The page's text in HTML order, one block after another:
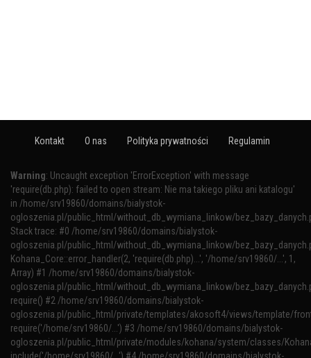
Kontakt O nas Polityka prywatności Regulamin
Warning: Uncaught exception 'ErrorException' with message
'require(db.php): failed to open stream: Nie ma takiego pliku ani katalogu'
in /home/srv19860/domains/bialystok-
ogloszenia.pl/public_html/without_db_wymiana_linkow/
Stack trace: #0 /home/srv19860/domains/bialystok-
ogloszenia.pl/public_html/without_db_wymiana_linkow/
Kohana_Core::error_handler(2, 'require(db.php)...', '/home/srv19860/...', 1,
Array) #1 /home/srv19860/domains/bialystok-
ogloszenia.pl/public_html/without_db_wymiana_linkow/
require() #2 /home/srv19860/domains/bialystok-
ogloszenia.pl/public_html/private/templates/akosoft4/views/template/
require('/home/srv19860/...') #3 /home/srv19860/domains/bialystok-
ogloszenia.pl/public_html/private/modules/kohana/system/classes/